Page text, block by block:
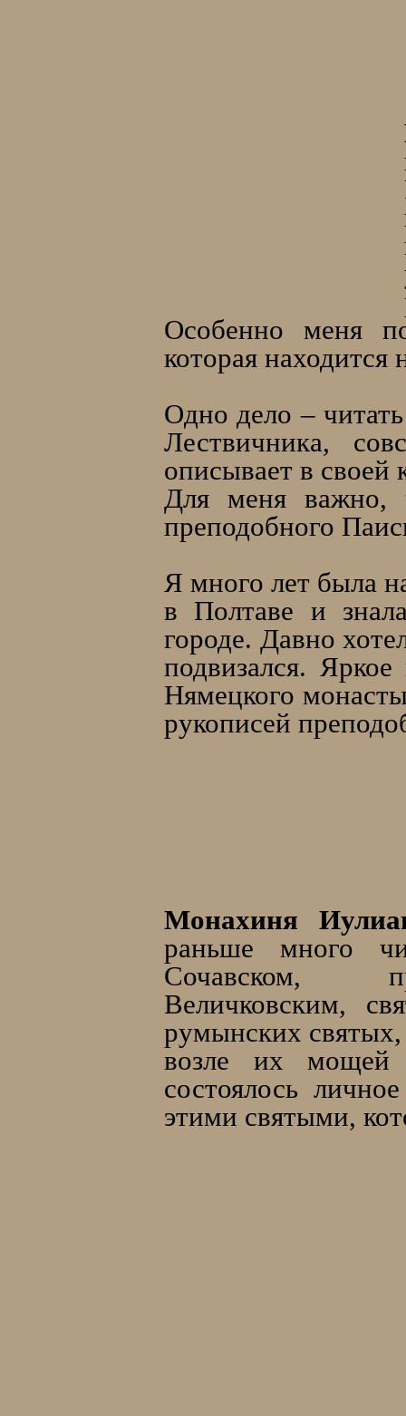
Особенно меня
которая
Одно дело –
Лествичника,
описывает в своей
Для меня важно,
преподобного
Я много лет была
в Полтаве и
городе. Давно
подвизался.
Нямецкого
рукописей
Монахиня
раньше много
Сочавском,
Величковским,
румынских святых,
возле их
состоялось
этими святыми,